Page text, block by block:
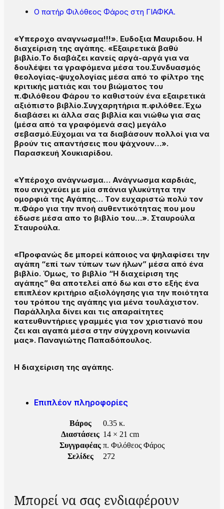
Ο πατήρ Φιλόθεος Φάρος στη ΓΙΑΦΚΑ.
«Υπεροχο αναγνωσμα!!!». Ευδοξια Μαυριδου. Η
διαχείριση της αγάπης. «Eξαιρετικά βαθύ
βιβλίο.Το διαβάζει κανείς αργά-αργά για να
δουλέψει τα γραφόμενα μέσα του.Συνδυασμός
θεολογίας-ψυχολογίας μέσα από το φίλτρο της
κριτικής ματιάς και του βιώματος του
π.Φιλόθεου Φάρου το καθιστούν ένα εξαιρετικά
αξιόπιστο βιβλίο.Συγχαρητήρια π.φιλόθεε.Έχω
διαβάσει κι άλλα σας βιβλία και νιώθω για σας
(μέσα από τα γραφόμενά σας) μεγάλο
σεβασμό.Εύχομαι να τα διαβάσουν πολλοί για να
βρούν τις απαντήσεις που ψάχνουν…».
Παρασκευή Χουκιαρίδου.
«Υπέροχο ανάγνωσμα… Ανάγνωσμα καρδιάς,
που ανιχνεύει με μία σπάνια γλυκύτητα την
ομορφιά της Αγάπης… Τον ευχαριστώ πολύ τον
π.Φάρο για την πνοή αυθεντικότητας που μου
έδωσε μέσα απο το βιβλίο του…». Σταυρούλα
Σταυρούλα.
«Προφανώς δε μπορεί κάποιος να ψηλαφίσει την
αγάπη “επί των τύπων των ήλων” μέσα από ένα
βιβλίο. Όμως, το βιβλίο “Η διαχείριση της
αγάπης” θα αποτελεί από δω και στο εξής ένα
επιπλέον κριτήριο αξιολόγησης για την ποιότητα
του τρόπου της αγάπης για μένα τουλάχιστον.
Παράλληλα δίνει και τις απαραίτητες
κατευθυντήριες γραμμές για τον χριστιανό που
ζει και αγαπά μέσα στην σύγχρονη κοινωνία
μας». Παναγιώτης Παπαδόπουλος.
Η διαχείριση της αγάπης.
Επιπλέον πληροφορίες
Βάρος
0.35 κ.
Διαστάσεις 14 × 21 cm
Συγγραφέας π. Φιλόθεος Φάρος
Σελίδες
272
Μπορεί να σας ενδιαφέρουν